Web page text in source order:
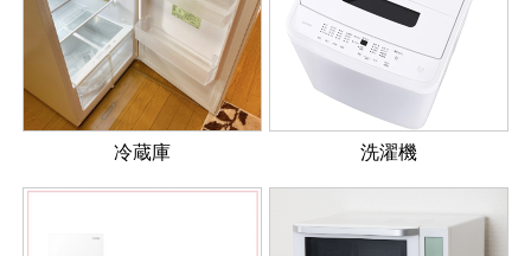
冷蔵庫 洗濯機